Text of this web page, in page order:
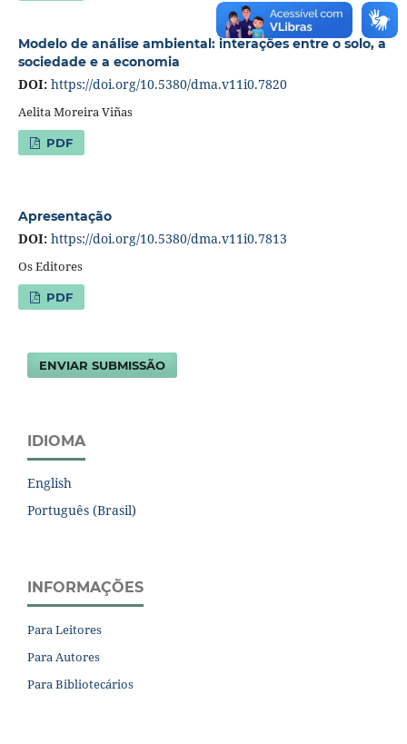
Modelo de análise ambiental: interações entre o solo, a
sociedade e a economia
DOI: https://doi.org/10.5380/dma.v11i0.7820
Aelita Moreira Viñas
PDF
Apresentação
DOI: https://doi.org/10.5380/dma.v11i0.7813
Os Editores
PDF
ENVIAR SUBMISSÃO
IDIOMA
English
Português (Brasil)
INFORMAÇÕES
Para Leitores
Para Autores
Para Bibliotecários